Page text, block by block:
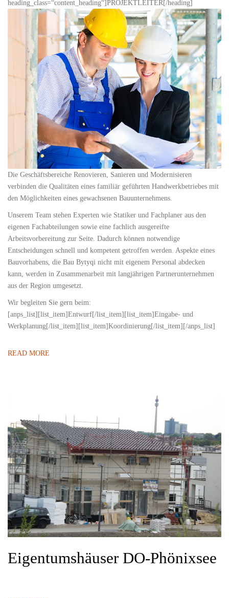
heading_class=“content_heading“]PROJEKTLEITER[/heading]
Die Geschäftsbereiche Renovieren, Sanieren und Modernisieren
verbinden die Qualitäten eines familiär geführten Handwerkbetriebes mit
den Möglichkeiten eines gewachsenen Bauunternehmens.
Unserem Team stehen Experten wie Statiker und Fachplaner aus den
eigenen Fachabteilungen sowie eine fachlich ausgereifte
Arbeitsvorbereitung zur Seite. Dadurch können notwendige
Entscheidungen schnell und kompetent getroffen werden. Aspekte eines
Bauvorhabens, die Bau Bytyqi nicht mit eigenem Personal abdecken
kann, werden in Zusammenarbeit mit langjährigen Partnerunternehmen
aus der Region umgesetzt.
Wir begleiten Sie gern beim:
[anps_list][list_item]Entwurf[/list_item][list_item]Eingabe- und
Werkplanung[/list_item][list_item]Koordinierung[/list_item][/anps_list]
READ MORE
Eigentumshäuser DO-Phönixsee